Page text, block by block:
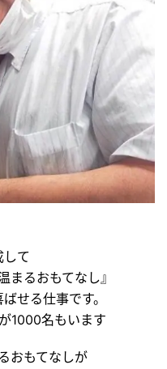
て
まるおもてなし』
せる仕事です。
1000名もいます
おもてなしが